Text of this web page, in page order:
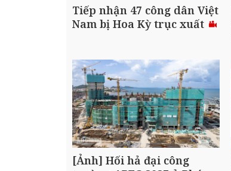
Tiếp nhận 47 công dân Việt
Nam bị Hoa Kỳ trục xuất
[Ảnh] Hối hả đại công